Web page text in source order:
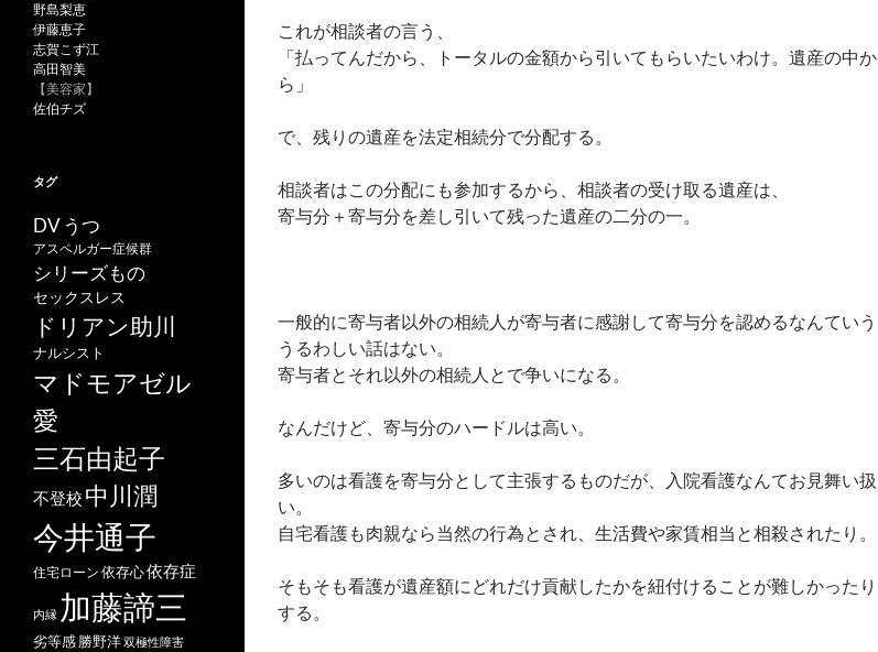
これが相談者の言う、
「払ってんだから、トータルの金額から引いてもらいたいわけ。遺産の中か
ら」
で、残りの遺産を法定相続分で分配する。
相談者はこの分配にも参加するから、相談者の受け取る遺産は、
寄与分＋寄与分を差し引いて残った遺産の二分の一。
一般的に寄与者以外の相続人が寄与者に感謝して寄与分を認めるなんていう
うるわしい話はない。
寄与者とそれ以外の相続人とで争いになる。
なんだけど、寄与分のハードルは高い。
多いのは看護を寄与分として主張するものだが、入院看護なんてお見舞い扱
い。
自宅看護も肉親なら当然の行為とされ、生活費や家賃相当と相殺されたり。
そもそも看護が遺産額にどれだけ貢献したかを紐付けることが難しかったり
する。
野島梨恵
伊藤恵子
志賀こず江
高田智美
【美容家】
佐伯チズ
タグ
DV うつ
アスペルガー症候群
シリーズもの
セックスレス
ドリアン助川
ナルシスト
マドモアゼル
愛
三石由起子
不登校 中川潤
今井通子
住宅ローン 依存心依存症
内縁 加藤諦三
劣等感勝野洋双極性障害